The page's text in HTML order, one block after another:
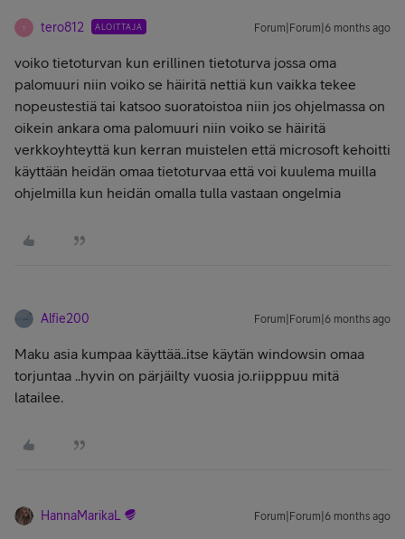
T tero812 ALOITTAJA Forum|Forum|6 months ago
voiko tietoturvan kun erillinen tietoturva jossa oma
palomuuri niin voiko se häiritä nettiä kun vaikka tekee
nopeustestiä tai katsoo suoratoistoa niin jos ohjelmassa on
oikein ankara oma palomuuri niin voiko se häiritä
verkkoyhteyttä kun kerran muistelen että microsoft kehoitti
käyttään heidän omaa tietoturvaa että voi kuulema muilla
ohjelmilla kun heidän omalla tulla vastaan ongelmia
Alfie200 Forum|Forum|6 months ago
Maku asia kumpaa käyttää..itse käytän windowsin omaa
torjuntaa ..hyvin on pärjäilty vuosia jo.riipppuu mitä
latailee.
HannaMarikaL Forum|Forum|6 months ago